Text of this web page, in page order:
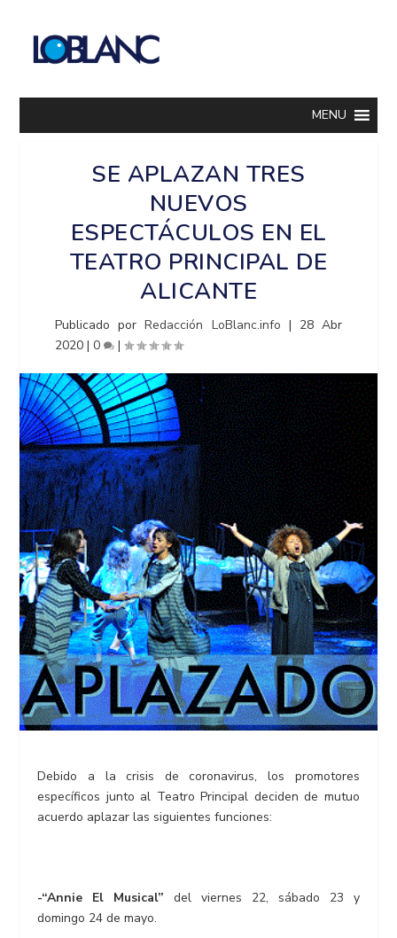
MENU
SE APLAZAN TRES
NUEVOS
ESPECTÁCULOS EN EL
TEATRO PRINCIPAL DE
ALICANTE
Publicado porRedacción LoBlanc.info | 28 Abr
2020 |0 |
Debido a la crisis de coronavirus, los promotores
específicos junto al Teatro Principal deciden de mutuo
acuerdo aplazar las siguientes funciones:
-“Annie El Musical” del viernes 22, sábado 23 y
domingo 24 de mayo.